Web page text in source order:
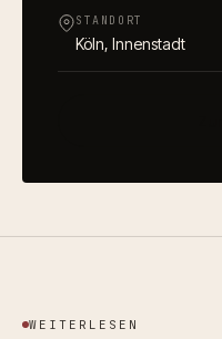
STANDORT
Köln, Innenstadt
WEITERLESEN